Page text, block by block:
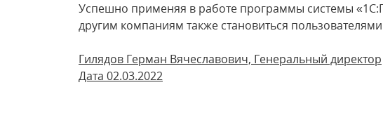
Успешно применяя в работе программы системы
другим компаниям также становиться
Гилядов Герман Вячеславович, Генеральный директор
Дата 02.03.2022